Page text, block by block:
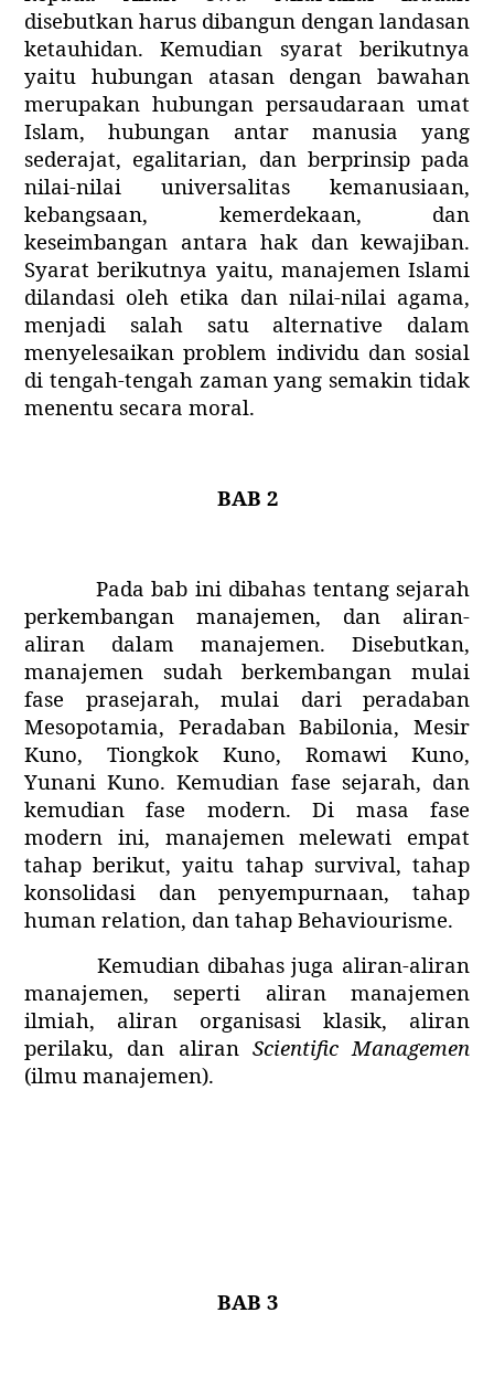
disebutkan harus dibangun dengan landasan
ketauhidan. Kemudian syarat berikutnya
yaitu hubungan atasan dengan bawahan
merupakan hubungan persaudaraan umat
Islam, hubungan antar manusia yang
sederajat, egalitarian, dan berprinsip pada
nilai-nilai universalitas kemanusiaan,
kebangsaan, kemerdekaan, dan
keseimbangan antara hak dan kewajiban.
Syarat berikutnya yaitu, manajemen Islami
dilandasi oleh etika dan nilai-nilai agama,
menjadi salah satu alternative dalam
menyelesaikan problem individu dan sosial
di tengah-tengah zaman yang semakin tidak
menentu secara moral.
BAB 2
Pada bab ini dibahas tentang sejarah
perkembangan manajemen, dan aliran-
aliran dalam manajemen. Disebutkan,
manajemen sudah berkembangan mulai
fase prasejarah, mulai dari peradaban
Mesopotamia, Peradaban Babilonia, Mesir
Kuno, Tiongkok Kuno, Romawi Kuno,
Yunani Kuno. Kemudian fase sejarah, dan
kemudian fase modern. Di masa fase
modern ini, manajemen melewati empat
tahap berikut, yaitu tahap survival, tahap
konsolidasi dan penyempurnaan, tahap
human relation, dan tahap Behaviourisme.
Kemudian dibahas juga aliran-aliran
manajemen, seperti aliran manajemen
ilmiah, aliran organisasi klasik, aliran
perilaku, dan aliran Scientific Managemen
(ilmu manajemen).
BAB 3